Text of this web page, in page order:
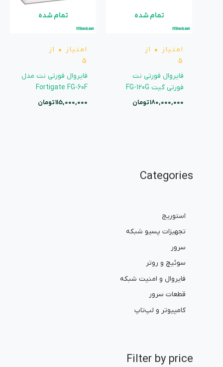
Categories
استوریج
تجهیزات پسیو شبکه
سرور
سوئیچ و روتر
فایروال و امنیت شبکه
قطعات سرور
کامپیوتر و لپ‌تاپ
Filter by price
تمام شده
امتیاز 0 از
5
فایروال فورتی نت
فورتی گیت FG-120G
180,000,000تومان
تمام شده
امتیاز 0 از
5
فایروال فورتی نت مدل
Fortigate FG-60F
115,000,000تومان